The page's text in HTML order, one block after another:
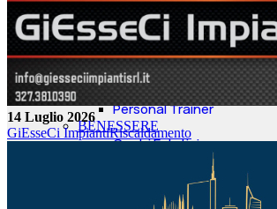
Centri Dimagrimento
Agopuntura
Consulenti Sonno Infanzia
Prodotti Medicali
Terapie del Sonno
Personal Trainer
BENESSERE
Centri Estetici
Consulente Immagine
Microblading
14 Luglio 2026
GiEsseCi ImpiantiRiscaldamento